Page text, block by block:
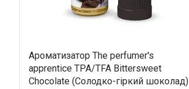
Ароматизатор The perfumer's
apprentice TPA/TFA Bittersweet
Chocolate (Солодко-гіркий шоколад)